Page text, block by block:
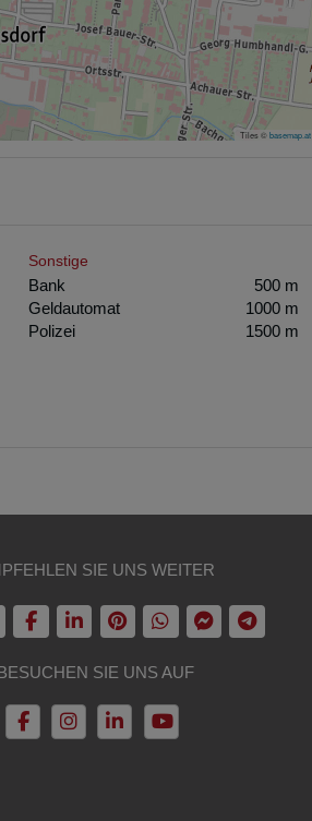
Tiles ©basemap.at
Sonstige
Bank
500 m
Geldautomat
1000 m
Polizei
1500 m
SIE UNS WEITER
SIE UNS AUF